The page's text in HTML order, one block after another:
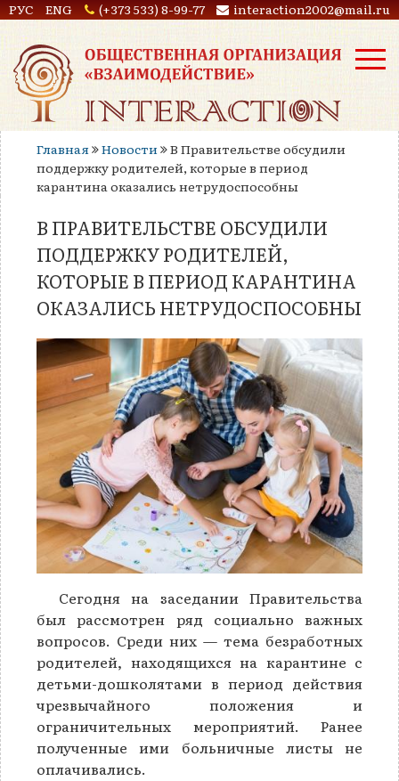
РУС ENG (+373 533) 8-99-77 interaction2002@mail.ru
Главная Новости
В Правительстве обсудили
поддержку родителей, которые в период
карантина оказались нетрудоспособны
В ПРАВИТЕЛЬСТВЕ ОБСУДИЛИ
ПОДДЕРЖКУ РОДИТЕЛЕЙ,
КОТОРЫЕ В ПЕРИОД КАРАНТИНА
ОКАЗАЛИСЬ НЕТРУДОСПОСОБНЫ
Сегодня на заседании Правительства
был рассмотрен ряд социально важных
вопросов. Среди них — тема безработных
родителей, находящихся на карантине с
детьми-дошколятами в период действия
чрезвычайного положения и
ограничительных мероприятий. Ранее
полученные ими больничные листы не
оплачивались.